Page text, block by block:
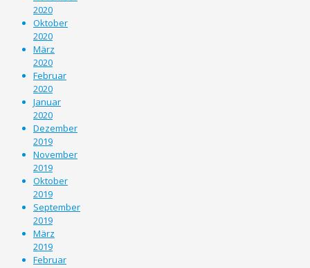
2020
Oktober
2020
März
2020
Februar
2020
Januar
2020
Dezember
2019
November
2019
Oktober
2019
September
2019
März
2019
Februar